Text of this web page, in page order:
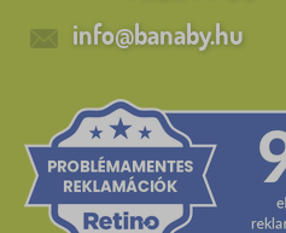
info@banaby.hu